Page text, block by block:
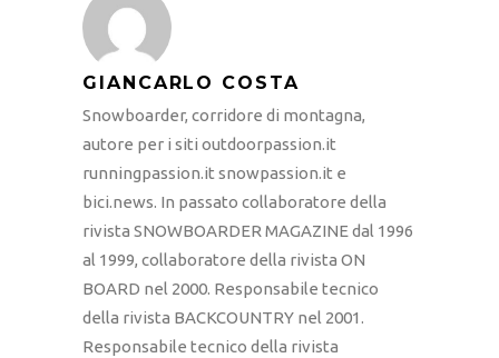
GIANCARLO COSTA
Snowboarder, corridore di montagna,
autore per i siti outdoorpassion.it
runningpassion.it snowpassion.it e
bici.news. In passato collaboratore della
rivista SNOWBOARDER MAGAZINE dal 1996
al 1999, collaboratore della rivista ON
BOARD nel 2000. Responsabile tecnico
della rivista BACKCOUNTRY nel 2001.
Responsabile tecnico della rivista